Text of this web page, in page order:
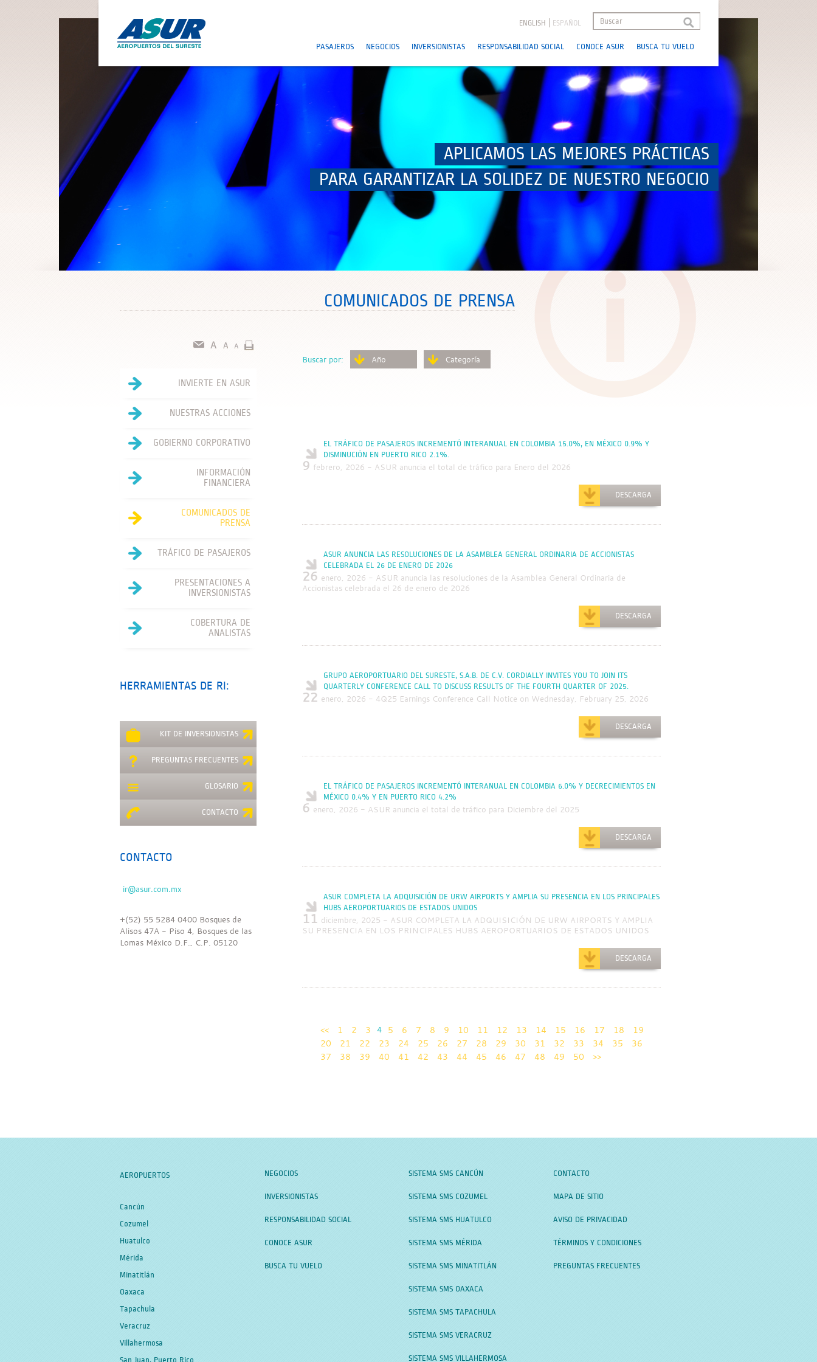
ENGLISH ESPAÑOL
PASAJEROS NEGOCIOS INVERSIONISTAS RESPONSABILIDAD SOCIAL CONOCE ASUR BUSCA TU VUELO
APLICAMOS LAS MEJORES PRÁCTICAS
PARA GARANTIZAR LA SOLIDEZ DE NUESTRO NEGOCIO
COMUNICADOS DE PRENSA
Buscar por: Año Categoría
EL TRÁFICO DE PASAJEROS INCREMENTÓ INTERANUAL EN COLOMBIA 15.0%, EN MÉXICO 0.9% Y
DISMINUCIÓN EN PUERTO RICO 2.1%.
9 febrero, 2026 - ASUR anuncia el total de tráfico para Enero del 2026
DESCARGA
ASUR ANUNCIA LAS RESOLUCIONES DE LA ASAMBLEA GENERAL ORDINARIA DE ACCIONISTAS
CELEBRADA EL 26 DE ENERO DE 2026
26 enero, 2026 - ASUR anuncia las resoluciones de la Asamblea General Ordinaria de
Accionistas celebrada el 26 de enero de 2026
DESCARGA
GRUPO AEROPORTUARIO DEL SURESTE, S.A.B. DE C.V. CORDIALLY INVITES YOU TO JOIN ITS
QUARTERLY CONFERENCE CALL TO DISCUSS RESULTS OF THE FOURTH QUARTER OF 2025.
22 enero, 2026 - 4Q25 Earnings Conference Call Notice on Wednesday, February 25, 2026
DESCARGA
EL TRÁFICO DE PASAJEROS INCREMENTÓ INTERANUAL EN COLOMBIA 6.0% Y DECRECIMIENTOS EN
MÉXICO 0.4% Y EN PUERTO RICO 4.2%
6 enero, 2026 - ASUR anuncia el total de tráfico para Diciembre del 2025
DESCARGA
ASUR COMPLETA LA ADQUISICIÓN DE URW AIRPORTS Y AMPLIA SU PRESENCIA EN LOS PRINCIPALES
HUBS AEROPORTUARIOS DE ESTADOS UNIDOS
11 diciembre, 2025 - ASUR COMPLETA LA ADQUISICIÓN DE URW AIRPORTS Y AMPLIA
SU PRESENCIA EN LOS PRINCIPALES HUBS AEROPORTUARIOS DE ESTADOS UNIDOS
DESCARGA
<< 1 2 3 4 5 6 7 8 9 10 11 12 13 14 15 16 17 18
19
20
21 22 23 24 25 26 27 28 29 30 31 32 33 34 35
36
37
38 39 40 41 42 43 44 45 46 47 48 49 50 >>
INVIERTE EN ASUR
NUESTRAS ACCIONES
GOBIERNO CORPORATIVO
INFORMACIÓN
FINANCIERA
COMUNICADOS DE
PRENSA
TRÁFICO DE PASAJEROS
PRESENTACIONES A
INVERSIONISTAS
COBERTURA DE
ANALISTAS
HERRAMIENTAS DE RI:
KIT DE INVERSIONISTAS
PREGUNTAS FRECUENTES
GLOSARIO
CONTACTO
CONTACTO
+(52) 55 5284 0400 Bosques de
Alisos 47A - Piso 4, Bosques de las
Lomas México D.F., C.P. 05120
AEROPUERTOS
Cancún
Cozumel
Huatulco
Mérida
Minatitlán
Oaxaca
Tapachula
Veracruz
Villahermosa
San Juan, Puerto Rico
NEGOCIOS
INVERSIONISTAS
RESPONSABILIDAD SOCIAL
CONOCE ASUR
BUSCA TU VUELO
SISTEMA SMS CANCÚN
SISTEMA SMS COZUMEL
SISTEMA SMS HUATULCO
SISTEMA SMS MÉRIDA
SISTEMA SMS MINATITLÁN
SISTEMA SMS OAXACA
SISTEMA SMS TAPACHULA
SISTEMA SMS VERACRUZ
SISTEMA SMS VILLAHERMOSA
CONTACTO
MAPA DE SITIO
AVISO DE PRIVACIDAD
TÉRMINOS Y CONDICIONES
PREGUNTAS FRECUENTES